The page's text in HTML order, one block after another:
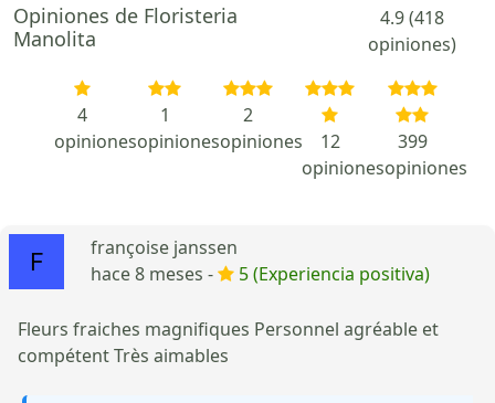
Opiniones de Floristeria
Manolita
4.9 (418
opiniones)
4
opiniones
1
opiniones
2
opiniones
12
opiniones
399
opiniones
françoise janssen
hace 8 meses -
5 (Experiencia positiva)
Fleurs fraiches magnifiques Personnel agréable et
compétent Très aimables